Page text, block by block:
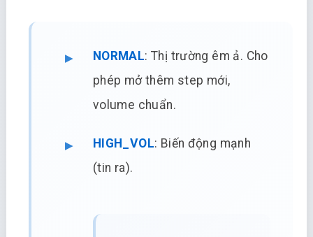
NORMAL: Thị trường êm ả. Cho
phép mở thêm step mới,
volume chuẩn.
HIGH_VOL: Biến động mạnh
(tin ra).